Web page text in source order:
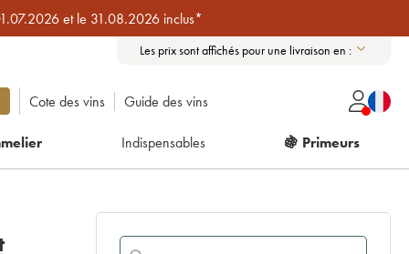
et le 31.08.2026 inclus*
Les prix sont affichés pour une livraison en :
Cote des vins Guide des vins
Indispensables 🍇 Primeurs